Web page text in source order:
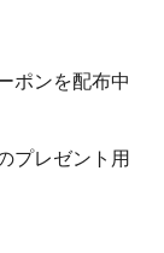
ポンを配布中
プレゼント用